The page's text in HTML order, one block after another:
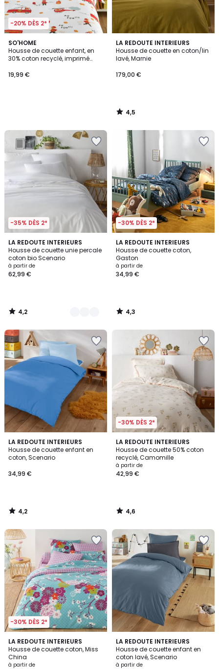
-20% DÈS 2*
SO'HOME
Housse de couette enfant, en
30% coton recyclé, imprimé
19,99 €
LA REDOUTE INTERIEURS
Housse de couette en coton/lin
lavé, Marnie
179,00 €
4,5
/ 5
4,5
/
-35% DÈS 2*
LA REDOUTE INTERIEURS
Housse de couette unie percale
coton bio Scenario
à partir de
62,99 €
4,2
/ 5
12
Couleurs
4,2
/
-30% DÈS 2*
LA REDOUTE INTERIEURS
Housse de couette coton,
Gaston
à partir de
34,99 €
4,3
/ 5
4,3
/
LA REDOUTE INTERIEURS
Housse de couette enfant en
coton, Scenario
34,99 €
4,2
/ 5
4,2
/
-30% DÈS 2*
LA REDOUTE INTERIEURS
Housse de couette 50% coton
recyclé, Camomille
à partir de
42,99 €
4,6
/ 5
4,6
/
-30% DÈS 2*
LA REDOUTE INTERIEURS
Housse de couette coton, Miss
China
à partir de
4,2
/ 5
LA REDOUTE INTERIEURS
Housse de couette enfant en
coton lavé, Scenario
à partir de
4,3
/ 5
3
Couleurs